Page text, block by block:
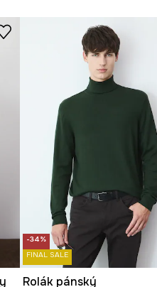
-34%
FINAL SALE
Rolák pánský